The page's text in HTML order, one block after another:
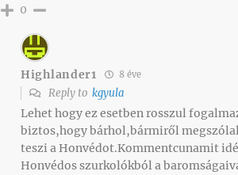
0
Highlander1 8 éve
Reply to kgyula
Lehet hogy ez esetben rosszul
biztos,hogy bárhol,bármiről
teszi a Honvédot.Kommentcunamit
Honvédos szurkolókból a